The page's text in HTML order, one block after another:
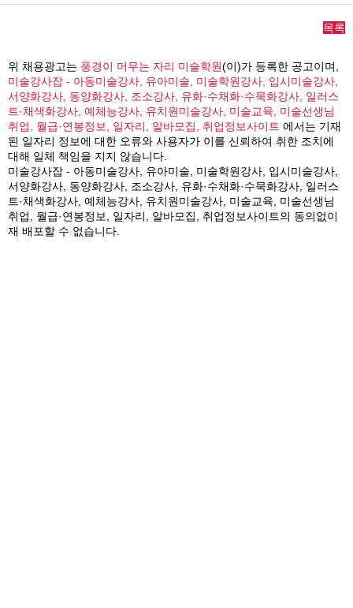
목록
위 채용광고는 풍경이 머무는 자리 미술학원(이)가 등록한 공고이며,
미술강사잡 - 아동미술강사, 유아미술, 미술학원강사, 입시미술강사,
서양화강사, 동양화강사, 조소강사, 유화·수채화·수묵화강사, 일러스
트·채색화강사, 예체능강사, 유치원미술강사, 미술교육, 미술선생님
취업, 월급·연봉정보, 일자리, 알바모집, 취업정보사이트 에서는 기재
된 일자리 정보에 대한 오류와 사용자가 이를 신뢰하여 취한 조치에
대해 일체 책임을 지지 않습니다.
미술강사잡 - 아동미술강사, 유아미술, 미술학원강사, 입시미술강사,
서양화강사, 동양화강사, 조소강사, 유화·수채화·수묵화강사, 일러스
트·채색화강사, 예체능강사, 유치원미술강사, 미술교육, 미술선생님
취업, 월급·연봉정보, 일자리, 알바모집, 취업정보사이트의 동의없이
재 배포할 수 없습니다.